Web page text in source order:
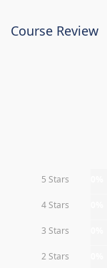
Course Review
5 Stars
4 Stars
3 Stars
2 Stars